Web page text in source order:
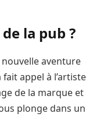
la pub ?
aventure
appel à l’artiste
de la marque et
plonge dans un